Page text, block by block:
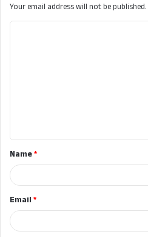
Your email address will not be published.
t
*Name*
Email*